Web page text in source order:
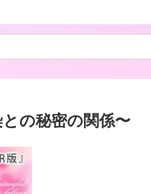
の秘密の関係〜